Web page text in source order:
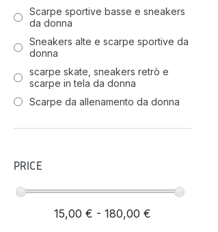
Scarpe sportive basse e sneakers
da donna
Sneakers alte e scarpe sportive da
donna
scarpe skate, sneakers retrò e
scarpe in tela da donna
Scarpe da allenamento da donna
PRICE
15,00 € - 180,00 €